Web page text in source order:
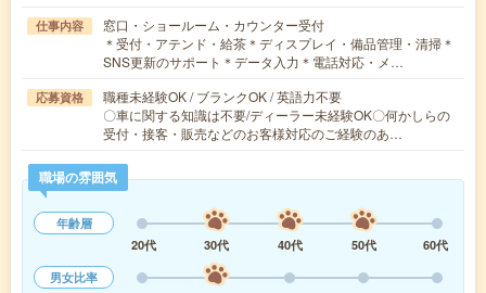
仕事内容
窓口・ショールーム・カウンター受付
＊受付・アテンド・給茶＊ディスプレイ・備品管理・清掃＊
SNS更新のサポート＊データ入力＊電話対応・メ…
応募資格
職種未経験OK / ブランクOK / 英語力不要
〇車に関する知識は不要/ディーラー未経験OK〇何かしらの
受付・接客・販売などのお客様対応のご経験のあ…
職場の雰囲気
年齢層
20代
30代 40代 50代
60代
男女比率